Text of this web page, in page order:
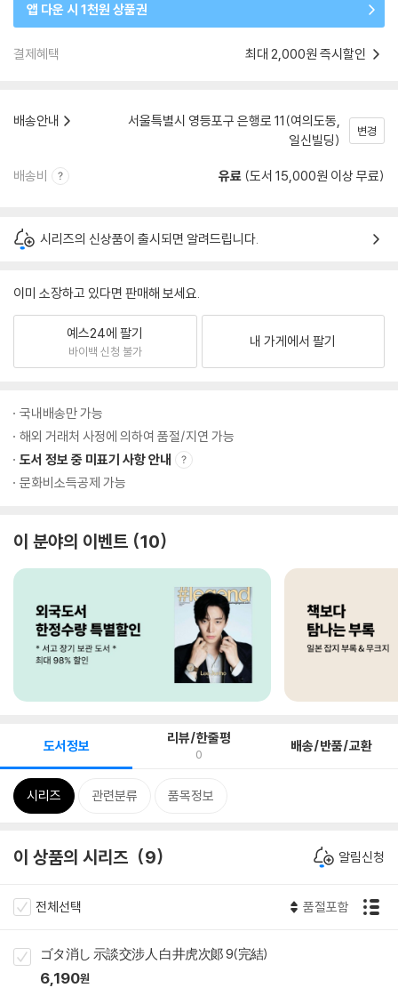
앱 다운 시 1천원 상품권
결제혜택 최대 2,000원 즉시할인
배송안내
서울특별시 영등포구 은행로 11(여의도동,
일신빌딩)
변경
배송비 유료 (도서 15,000원 이상 무료)
시리즈의 신상품이 출시되면 알려드립니다.
이미 소장하고 있다면 판매해 보세요.
예스24에 팔기
바이백 신청 불가
내 가게에서 팔기
국내배송만 가능
해외 거래처 사정에 의하여 품절/지연 가능
도서 정보 중 미표기 사항 안내
문화비소득공제 가능
이 분야의 이벤트 10
도서정보 리뷰/한줄평
0 배송/반품/교환
시리즈 관련분류 품목정보
이 상품의 시리즈 9 알림신청
전체선택 품절포함
ゴタ消し 示談交涉人 白井虎次郞 9(完結)
6,190원